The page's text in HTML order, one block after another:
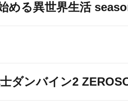
⇩⇩⇩⇩
める異世界生活
ダンバイン2